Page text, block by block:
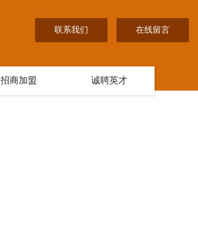
联系我们 在线留言
招商加盟 诚聘英才